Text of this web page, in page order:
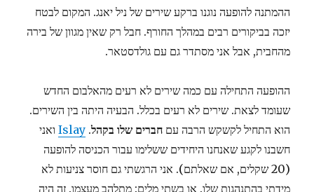
ההמתנה להופעה נוגנו ברקע שירים של ניל יאנג. המקום לבטח
יזכה בביקורים רבים במהלך החורף. חבל רק שאין מגוון של בירה
מהחבית, אבל אני מסתדר גם עם גולדסטאר.
ההופעה התחילה עם כמה שירים לא רעים מהאלבום החדש
שעומד לצאת. שירים לא רעים בכלל. הבעיה היתה בין השירים.
הוא התחיל לקשקש הרבה עםחברים שלו בקהל.
Islay ואני
חשבנו לקגע שאנחנו היחידים ששלימו עבור הכניסה להופעה
(20 שקלים, אם שאלתם). אני הרגשתי גם חוסר צניעות לא
מידתי בהתנהגות שלו. או בשתי מלים: מתלהב מעצמו. זה היה